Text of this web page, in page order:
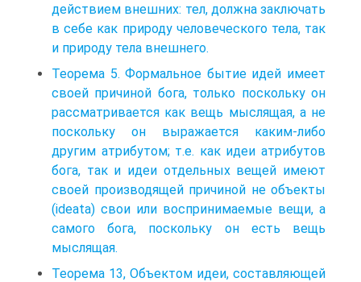
действием внешних: тел, должна заключать
в себе как природу человеческого тела, так
и природу тела внешнего.
Теорема 5. Формальное бытие идей имеет
своей причиной бога, только поскольку он
рассматривается как вещь мыслящая, а не
поскольку он выражается каким-либо
другим атрибутом; т.е. как идеи атрибутов
бога, так и идеи отдельных вещей имеют
своей производящей причиной не объекты
(ideata) свои или воспринимаемые вещи, а
самого бога, поскольку он есть вещь
мыслящая.
Теорема 13, Объектом идеи, составляющей